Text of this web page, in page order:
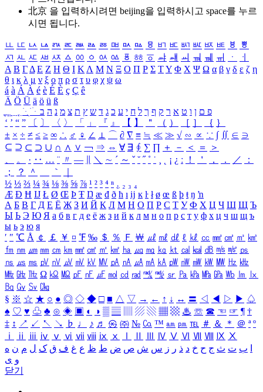
北京 을 입력하시려면 beijing을 입력하시고 space를 누르
시면 됩니다.
ㅥ ㅦ ㅧ ㅨ ㅩ ㅪ ㅫ ㅬ ㅭ ㅮ ㅯ ㅰ ㅱ ㅲ ㅳ ㅴ ㅵ ㅶ ㅷ ㅸ
ㅹ
ㅺ ㅻ ㅼ ㅽ ㅾ ㅿ ㆀ ㆁ ㆂ ㆃ ㆄ ㆅ ㆆ ㆇ ㆈ ㆉ ㆊ ㆋ ㆌ ㆍ
ㆎ
Α Β ΓΔ Ε Ζ Η Θ Ι ΚΛ Μ Ν Ξ Ο Π Ρ Σ ΤΥ Φ Χ Ψ Ω α β γ δ ε ζ η
θ ι κ λ μ ν ξ ο π ρ σ τ υ φ χ ψ ω
á à Á À é è É È ç Ç ê
Ä Ö Ü ä ö ü ß
ִֶֹ ֻּ ׁׂ פ ם ן ו ט א ר ק ף ך ל ח י ע כ ג ד ש ץ ת צ מ נ ה ב
‘ ’ “ ” 〔 〕 〈 〉 「 」 『 』 【 】 ＂ （ ） ［ ］ ｛ ｝
± × ÷ ≠ ≤ ≥ ∞ ∴ ♂ ♀ ∠ ⊥ ⌒ ∂ ∇ ≡ ≒ ≪ ≫ √ ∽ ∝ ∵ ∫ ∬ ∈ ∋
⊆ ⊇ ⊂ ⊃ ∪ ∩ ∧ ∨ ￢ ⇒ ⇔ ∀ ∃ ∮ ∑ ∏ ＋ － ＜ ＝
＞
、
。 · ‥ … ¨ 〃 ― ＼ ∼ ´ ～ ˇ ˘ ˝ ˚ ˙ ¸ ¡ ¿ ː ！ ＇ ， ． ／
：
；
？ ＾ ｀
½ ⅓ ⅔ ¼ ¾ ⅛ ⅜ ⅝ ⅞ ¹ ² ³ ⁴ ⁿ ₁ ₂ ₃ ₄
Æ Ð Ħ Ĳ Ł Ø Œ Þ Ŧ Ŋ æ đ ð ħ ı ĳ ĸ ŀ ł ø œ ß þ ŧ ŋ ŉ
А Б В Г Д Е Ё Ж З И Й К Л М Н О П Р С Т У Ф Х Ц Ч Ш Щ Ъ
Ы Ь Э Ю Я а б в г д е ё ж з и й к л м н о п р с т у ф х ц ч ш щ ъ
ы ь э ю я
′ ″ ℃ Å ￠ ￡ ￥ ¤ ℉ ‰ ＄ ％ Ｆ ￦ ㎕ ㎖ ㎗ ℓ ㎘ ㏄ ㎣ ㎤ ㎥ ㎦
㎙ ㎚ ㎛ ㎜ ㎝ ㎞ ㎟ ㎠ ㎡ ㎢ ㏊ ㎍ ㎎ ㎏ ㏏ ㎈ ㎉ ㏈ ㎧ ㎨ ㎰
㎱ ㎲ ㎳ ㎴ ㎵ ㎶ ㎷ ㎸ ㎹ ㎀ ㎁ ㎂ ㎃ ㎄ ㎺ ㎻ ㎽ ㎾ ㎿ ㎐ ㎑
㎒ ㎓ ㎔ Ω ㏀ ㏁ ㎊ ㎋ ㎌ ㏖ ㏅ ㎭ ㎮ ㎯ ㏛ ㎩ ㎪ ㎫ ㎬ ㏝ ㏐
㏓
㏃ ㏉ ㏜ ㏆
§ ※ ☆ ★ ○ ● ◎ ◇ ◆ □ ■ △ ▽ → ← ↑ ↓ ↔ 〓 ◁ ◀ ▷ ▶ ♤
♠ ♡ ♥ ♧ ♣ ⊙ ◈ ▣ ◐ ◑ ▒ ▤ ▨ ▧ ▦ ▩ ♨ ☏ ☎ ☜ ☞ ¶ †
‡ ↕ ↗ ↙ ↖ ↘ ♭ ♩ ♪ ♬ ㉿ ㈜ № ㏇ ™ ㏂ ㏘ ℡ ＃ ＆ ＊ ＠ ª º
ⅰ
ⅱ ⅲ ⅳ ⅴ ⅵ ⅶ ⅷ ⅸ ⅹ Ⅳ Ⅴ Ⅵ Ⅶ Ⅷ Ⅸ Ⅹ
ب ت ث ج ح خ د ذ ر ز س ش ص ض ط ظ ع غ ف ق ک ل م ن ه
و ی
닫기